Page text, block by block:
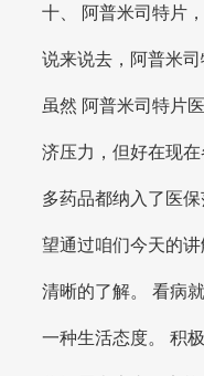
十、 阿普米司特片
说来说去，阿普米司
虽然 阿普米司特片
济压力，但好在现
多药品都纳入了医
望通过咱们今天的
清晰的了解。 看病
一种生活态度。 积